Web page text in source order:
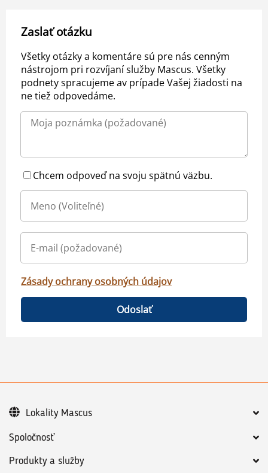
Zaslať otázku
Všetky otázky a komentáre sú pre nás cenným
nástrojom pri rozvíjaní služby Mascus. Všetky
podnety spracujeme av prípade Vašej žiadosti na
ne tiež odpovedáme.
Chcem odpoveď na svoju spätnú väzbu.
Zásady ochrany osobných údajov
Odoslať
Spoločnosť
Produkty a služby
Lokality Mascus